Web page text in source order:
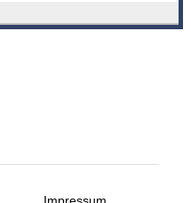
Impressum